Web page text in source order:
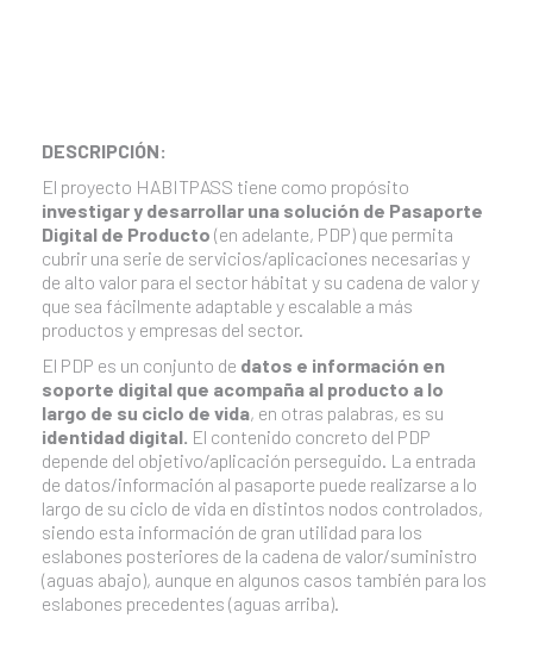
DESCRIPCIÓN:
El proyecto HABITPASS tiene como propósito
investigar y desarrollar una solución de Pasaporte
Digital de Producto (en adelante, PDP) que permita
cubrir una serie de servicios/aplicaciones necesarias y
de alto valor para el sector hábitat y su cadena de valor y
que sea fácilmente adaptable y escalable a más
productos y empresas del sector.
El PDP es un conjunto de datos e información en
soporte digital que acompaña al producto a lo
largo de su ciclo de vida, en otras palabras, es su
identidad digital. El contenido concreto del PDP
depende del objetivo/aplicación perseguido. La entrada
de datos/información al pasaporte puede realizarse a lo
largo de su ciclo de vida en distintos nodos controlados,
siendo esta información de gran utilidad para los
eslabones posteriores de la cadena de valor/suministro
(aguas abajo), aunque en algunos casos también para los
eslabones precedentes (aguas arriba).